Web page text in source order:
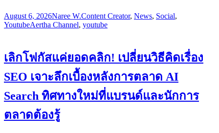
August 6, 2026Naree W.Content Creator, News, Social,
YoutubeAertha Channel, youtube
เลิกโฟกัสแค่ยอดคลิก! เปลี่ยนวิธีคิดเรื่อง
SEO เจาะลึกเบื้องหลังการตลาด AI
Search ทิศทางใหม่ที่แบรนด์และนักการ
ตลาดต้องรู้